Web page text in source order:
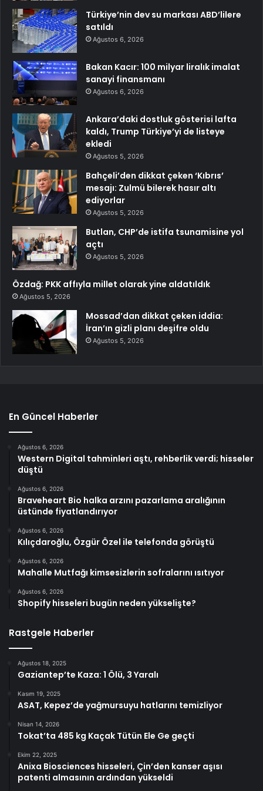
Türkiye’nin dev su markası ABD’lilere
satıldı
Ağustos 6, 2026
Bakan Kacır: 100 milyar liralık imalat
sanayi finansmanı
Ağustos 6, 2026
Ankara’daki dostluk gösterisi lafta
kaldı, Trump Türkiye’yi de listeye
ekledi
Ağustos 5, 2026
Bahçeli’den dikkat çeken ‘Kıbrıs’
mesajı: Zulmü bilerek hasır altı
ediyorlar
Ağustos 5, 2026
Butlan, CHP’de istifa tsunamisine yol
açtı
Ağustos 5, 2026
Özdağ: PKK affıyla millet olarak yine aldatıldık
Ağustos 5, 2026
Mossad’dan dikkat çeken iddia:
İran’ın gizli planı deşifre oldu
Ağustos 5, 2026
En Güncel Haberler
Ağustos 6, 2026
Western Digital tahminleri aştı, rehberlik verdi; hisseler
düştü
Ağustos 6, 2026
Braveheart Bio halka arzını pazarlama aralığının
üstünde fiyatlandırıyor
Ağustos 6, 2026
Kılıçdaroğlu, Özgür Özel ile telefonda görüştü
Ağustos 6, 2026
Mahalle Mutfağı kimsesizlerin sofralarını ısıtıyor
Ağustos 6, 2026
Shopify hisseleri bugün neden yükselişte?
Rastgele Haberler
Ağustos 18, 2025
Gaziantep’te Kaza: 1 Ölü, 3 Yaralı
Kasım 19, 2025
ASAT, Kepez’de yağmursuyu hatlarını temizliyor
Nisan 14, 2026
Tokat’ta 485 kg Kaçak Tütün Ele Ge geçti
Ekim 22, 2025
Anixa Biosciences hisseleri, Çin’den kanser aşısı
patenti almasının ardından yükseldi